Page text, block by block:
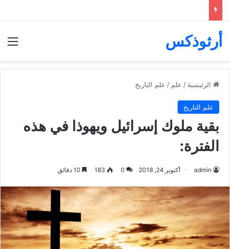
أرثوذكس
الرئيسية / علم / علم التاريخ
علم التاريخ
بقية ملوك إسرائيل ويهوذا في هذه
الفترة:
admin أكتوبر 24, 2018 0
183